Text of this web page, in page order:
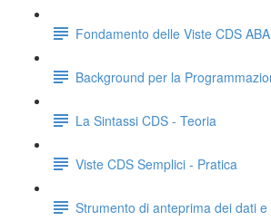
Fondamento delle Viste CDS
Background per la
La Sintassi CDS - Teoria
Viste CDS Semplici - Pratica
Strumento di anteprima dei dati